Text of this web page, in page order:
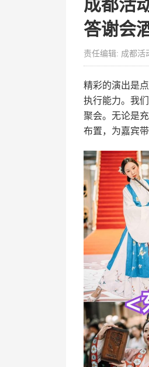
成都活
答谢会
责任编辑: 成都活
精彩的演出是
执行能力。我
聚会。无论是
布置，为嘉宾